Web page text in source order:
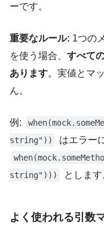
ーです。
重要なルール: 1つの
を使う場合、 すべて
あります。実値とマ
ん。
例:
string"))
はエラー
string")))
とします
よく使われる引数